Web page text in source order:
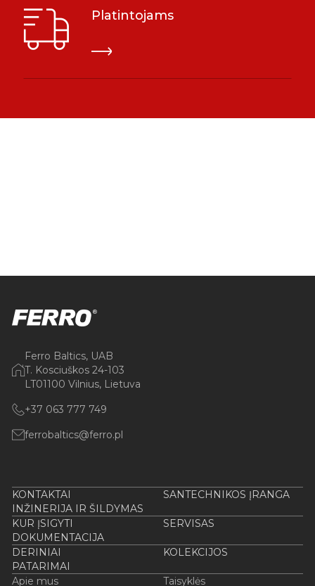
Platintojams
Ferro Baltics, UAB
T. Kosciuškos 24-103
LT01100 Vilnius, Lietuva
+37 063 777 749
ferrobaltics@ferro.pl
KONTAKTAI
SANTECHNIKOS ĮRANGA
INŽINERIJA IR ŠILDYMAS
KUR ĮSIGYTI
SERVISAS
DOKUMENTACIJA
DERINIAI
KOLEKCIJOS
PATARIMAI
Apie mus
Taisyklės